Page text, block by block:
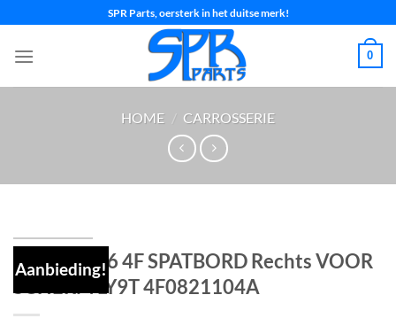
inhoud
SPR Parts, oersterk in het duitse merk!
0
HOME / CARROSSERIE
Aanbieding!
AUDI A6 C6 4F SPATBORD Rechts VOOR
SCHERM LY9T 4F0821104A